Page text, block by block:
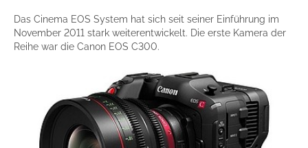
Das Cinema EOS System hat sich seit seiner Einführung im
November 2011 stark weiterentwickelt. Die erste Kamera der
Reihe war die Canon EOS C300.